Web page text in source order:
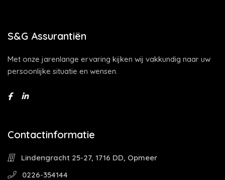
S&G Assurantiën
Met onze jarenlange ervaring kijken wij vakkundig naar uw
persoonlijke situatie en wensen.
Contactinformatie
Lindengracht 25-27, 1716 DD, Opmeer
0226-354144